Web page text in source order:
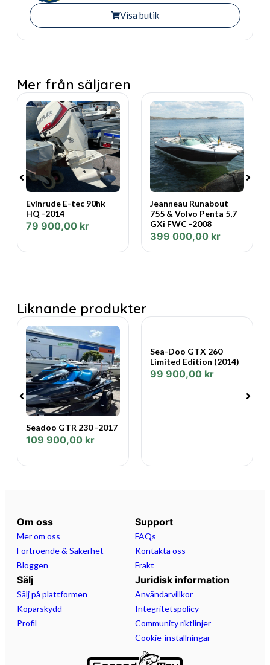
SeaDoo Spark förvaringslåda fram
SeaDoo Spark kapell
0584-12222 eller maila oss på info@marinfritid.com. Så
hjälper vi dig få svar på alla frågor & funderingar som du
har.
Varmt välkomna önskar vi från Marin & Fritid!
Visa butik
Mer från säljaren
Evinrude E-tec 90hk
HQ -2014
79 900,00 kr
Jeanneau Runabout
755 & Volvo Penta 5,7
GXi FWC -2008
399 000,00 kr
Liknande produkter
Seadoo GTR 230 -2017
109 900,00 kr
Sea-Doo GTX 260
Limited Edition (2014)
99 900,00 kr
Om oss
Mer om oss
Förtroende & Säkerhet
Bloggen
Support
FAQs
Kontakta oss
Frakt
Sälj
Sälj på plattformen
Köparskydd
Profil
Juridisk information
Användarvillkor
Integritetspolicy
Community riktlinjer
Cookie-inställningar